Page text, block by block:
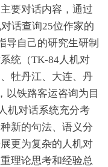
要对话内容，通过
话查询25位作家的
导自己的研究生研制
统（TK-84人机对
牡丹江、大连、丹
以铁路客运咨询为目
机对话系统充分考
新的句法、语义分
更为复杂的人机对
理论思考和经验总